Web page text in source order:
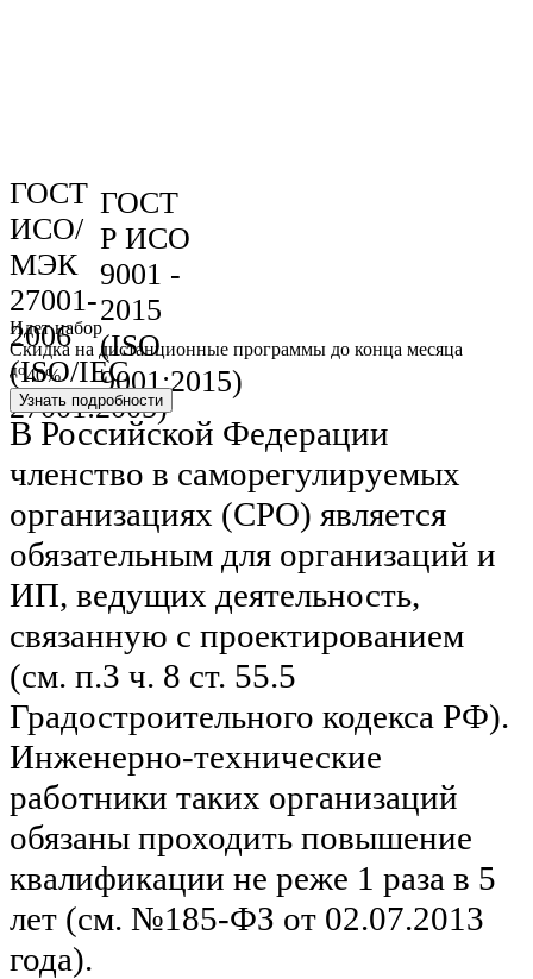
ГОСТ
ИСО/
МЭК
27001-
2006
(ISO/IEC
27001:2005)
ГОСТ
Р ИСО
9001 -
2015
(ISO
9001:2015)
Идет набор
Скидка на дистанционные программы до конца месяца
до40%
Узнать подробности
В Российской Федерации
членство в саморегулируемых
организациях (СРО) является
обязательным для организаций и
ИП, ведущих деятельность,
связанную с проектированием
(см. п.3 ч. 8 ст. 55.5
Градостроительного кодекса РФ).
Инженерно-технические
работники таких организаций
обязаны проходить повышение
квалификации не реже 1 раза в 5
лет (см. №185-ФЗ от 02.07.2013
года).